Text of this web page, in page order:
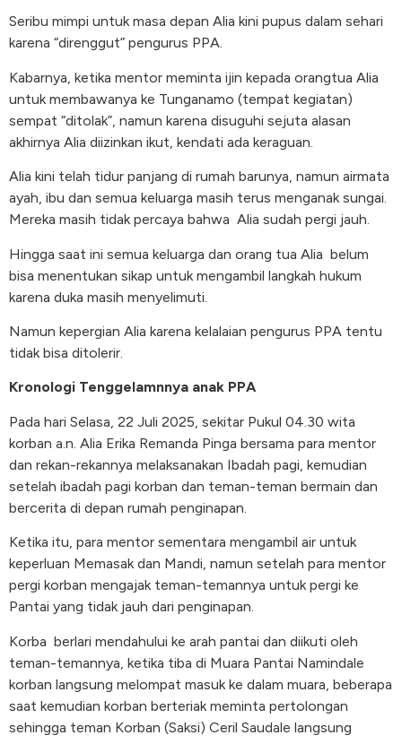
Seribu mimpi untuk masa depan Alia kini pupus dalam sehari
karena “direnggut” pengurus PPA.
Kabarnya, ketika mentor meminta ijin kepada orangtua Alia
untuk membawanya ke Tunganamo (tempat kegiatan)
sempat “ditolak”, namun karena disuguhi sejuta alasan
akhirnya Alia diizinkan ikut, kendati ada keraguan.
Alia kini telah tidur panjang di rumah barunya, namun airmata
ayah, ibu dan semua keluarga masih terus menganak sungai.
Mereka masih tidak percaya bahwa Alia sudah pergi jauh.
Hingga saat ini semua keluarga dan orang tua Alia belum
bisa menentukan sikap untuk mengambil langkah hukum
karena duka masih menyelimuti.
Namun kepergian Alia karena kelalaian pengurus PPA tentu
tidak bisa ditolerir.
Kronologi Tenggelamnnya anak PPA
Pada hari Selasa, 22 Juli 2025, sekitar Pukul 04.30 wita
korban a.n. Alia Erika Remanda Pinga bersama para mentor
dan rekan-rekannya melaksanakan Ibadah pagi, kemudian
setelah ibadah pagi korban dan teman-teman bermain dan
bercerita di depan rumah penginapan.
Ketika itu, para mentor sementara mengambil air untuk
keperluan Memasak dan Mandi, namun setelah para mentor
pergi korban mengajak teman-temannya untuk pergi ke
Pantai yang tidak jauh dari penginapan.
Korba berlari mendahului ke arah pantai dan diikuti oleh
teman-temannya, ketika tiba di Muara Pantai Namindale
korban langsung melompat masuk ke dalam muara, beberapa
saat kemudian korban berteriak meminta pertolongan
sehingga teman Korban (Saksi) Ceril Saudale langsung